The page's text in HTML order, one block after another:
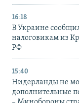
16:18
В Украине
налоговикам из
РФ
15:40
Нидерланды не
дополнительные